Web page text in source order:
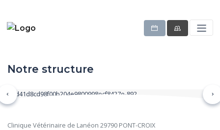
Notre structure
Précédent
Clinique Vétérinaire de Lanéon 29790 PONT-CROIX